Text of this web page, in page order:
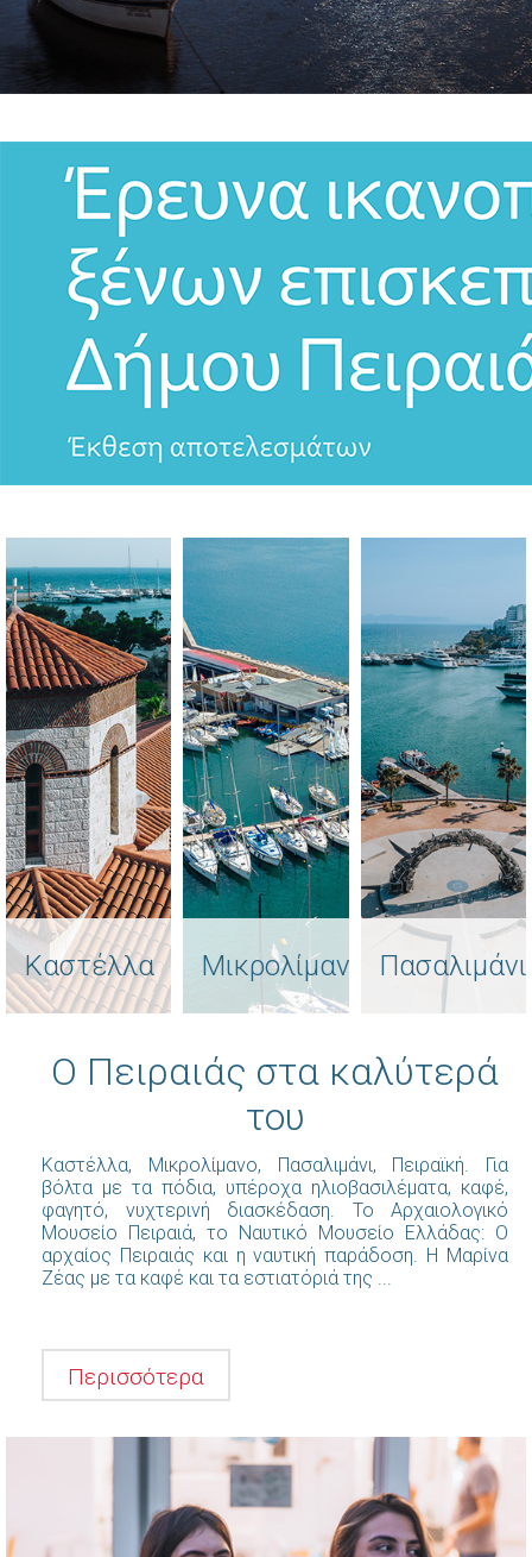
Καστέλλα Μικρολίμανο Πασαλιμάνι
Ο Πειραιάς στα καλύτερά
του
Καστέλλα, Μικρολίμανο, Πασαλιμάνι, Πειραϊκή. Για
βόλτα με τα πόδια, υπέροχα ηλιοβασιλέματα, καφέ,
φαγητό, νυχτερινή διασκέδαση. Το Αρχαιολογικό
Μουσείο Πειραιά, το Ναυτικό Μουσείο Ελλάδας: Ο
αρχαίος Πειραιάς και η ναυτική παράδοση. Η Μαρίνα
Ζέας με τα καφέ και τα εστιατόριά της ...
Περισσότερα